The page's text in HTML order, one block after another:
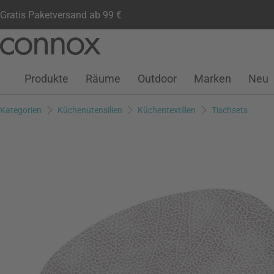
Gratis Paketversand ab 99 €
Seiteninhalt
Suchfeld
Kundenkonto
Wunschliste
Warenkorb
Produkte Räume Outdoor Marken Neu
Kategorien Küchenutensilien Küchentextilien Tischsets